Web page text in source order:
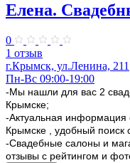
Елена.
0
1 отзыв
г.Крымск, ул.Ленина, 211
Пн-Вс 09:00-19:00
-Мы нашли для вас 2
Крымске;
-Актуальная информация
Крымске , удобный поиск
-Свадебные салоны и
отзывы с рейтингом и